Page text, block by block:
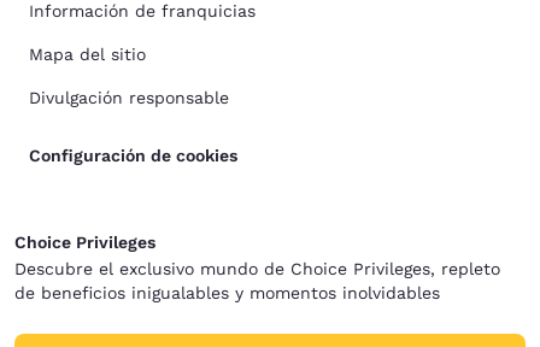
Información de franquicias
Mapa del sitio
Divulgación responsable
Configuración de cookies
Choice Privileges
Descubre el exclusivo mundo de Choice Privileges, repleto
de beneficios inigualables y momentos inolvidables